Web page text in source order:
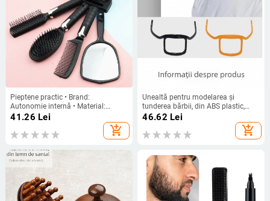
Pieptene practic • Brand:
Autonomie internă • Material:
Plastic
41.26 Lei
add_shopping_cart
Unealtă pentru modelarea și
tunderea bărbii, din ABS plastic,
dimensiuni 12.6×14
46.62 Lei
add_shopping_cart